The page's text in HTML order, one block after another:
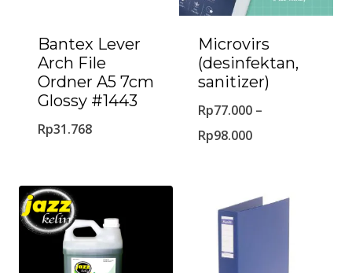
Bantex Lever
Arch File
Ordner A5 7cm
Glossy #1443
Rp31.768
Microvirs
(desinfektan,
sanitizer)
Rp77.000 –
Rp98.000